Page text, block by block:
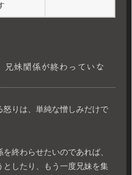
兄妹関係が終わっていな
怒りは、単純な憎しみだけで
終わらせたいのであれば、
としたり、もう一度兄妹を集